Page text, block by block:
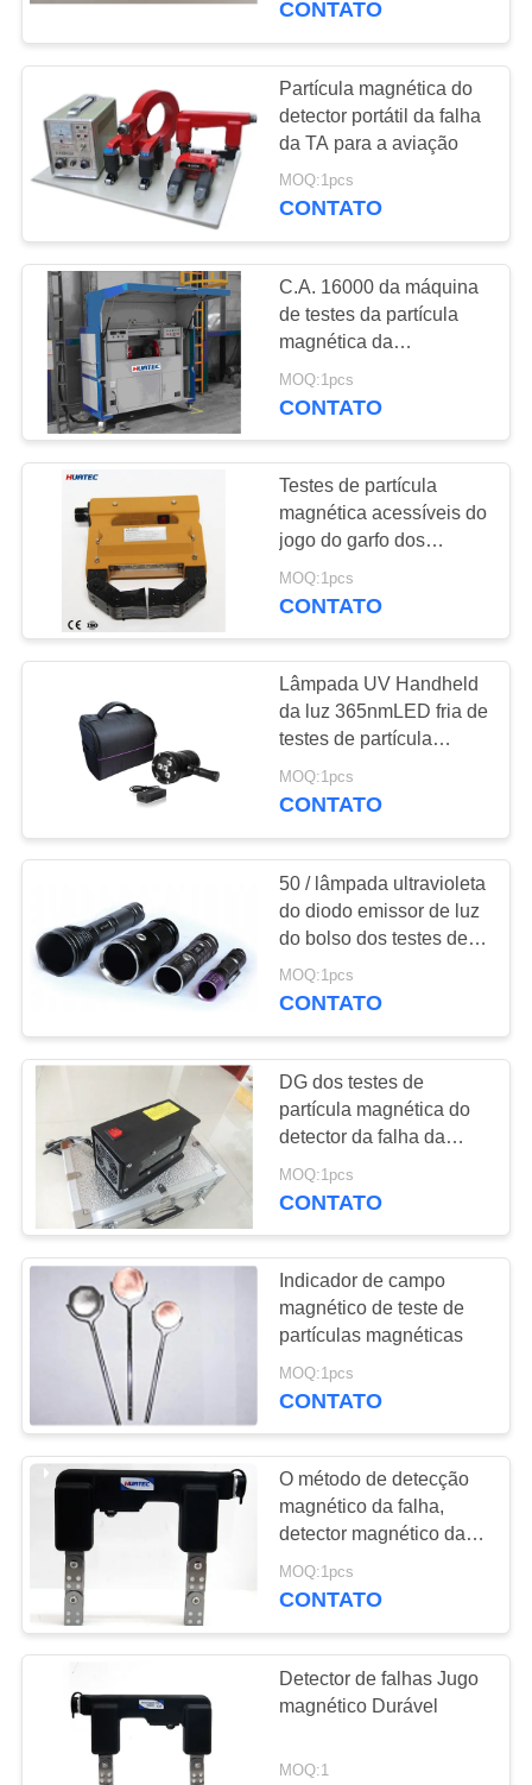
CONTATO
Partícula magnética do
detector portátil da falha
da TA para a aviação
MOQ:1pcs
CONTATO
C.A. 16000 da máquina
de testes da partícula
magnética da
fluorescência de HCDX-
3000SJ ~ 0AT
MOQ:1pcs
CONTATO
Testes de partícula
magnética acessíveis do
jogo do garfo dos
magnum para os testes
de superfície da quebra
MOQ:1pcs
CONTATO
Lâmpada UV Handheld
da luz 365nmLED fria de
testes de partícula
magnética de liga de
alumínio
MOQ:1pcs
CONTATO
50 / lâmpada ultravioleta
do diodo emissor de luz
do bolso dos testes de
partícula 60Hz
magnética 20000 horas
MOQ:1pcs
CONTATO
DG dos testes de
partícula magnética do
detector da falha da
lâmpada ultravioleta da
suspensão - 24W
MOQ:1pcs
CONTATO
Indicador de campo
magnético de teste de
partículas magnéticas
MOQ:1pcs
CONTATO
O método de detecção
magnético da falha,
detector magnético da
falha da detecção da
falha da partícula
MOQ:1pcs
CONTATO
Detector de falhas Jugo
magnético Durável
MOQ:1